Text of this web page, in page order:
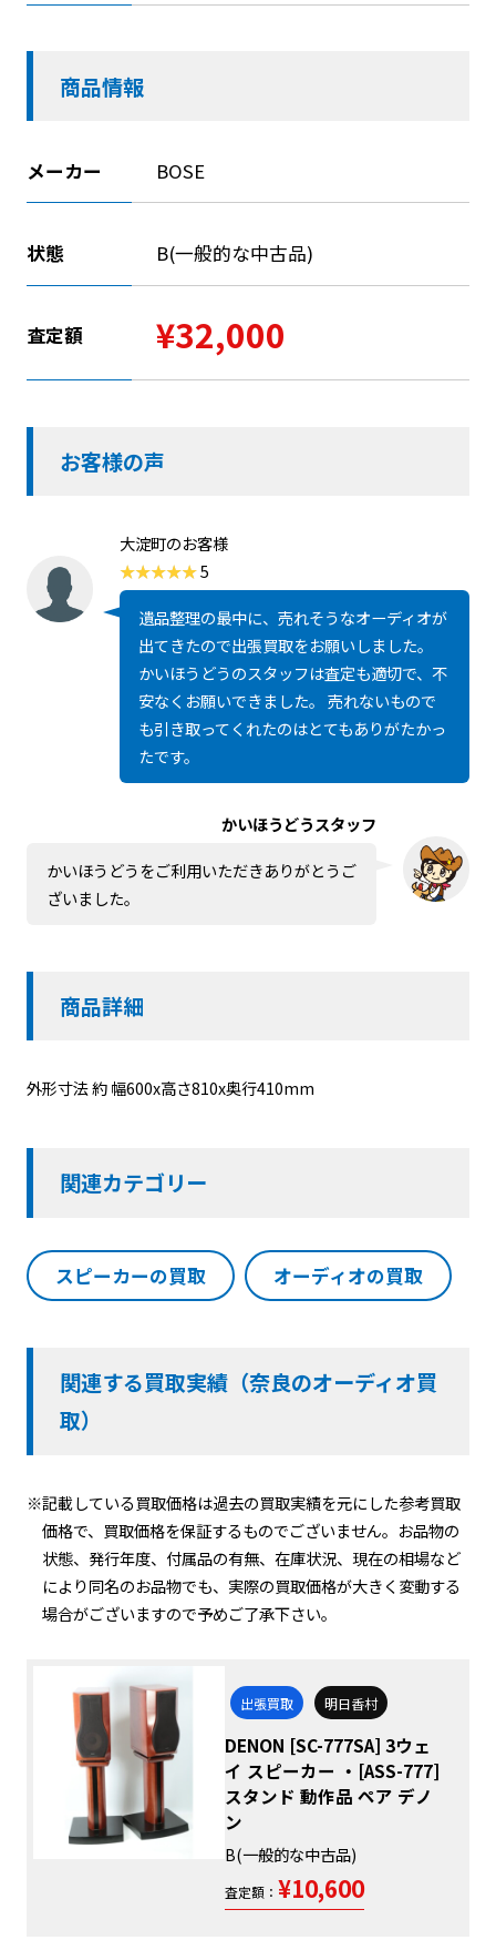
商品情報
メーカー BOSE
状態 B(一般的な中古品)
査定額 ¥32,000
お客様の声
大淀町のお客様
5
遺品整理の最中に、売れそうなオーディオが
出てきたので出張買取をお願いしました。
かいほうどうのスタッフは査定も適切で、不
安なくお願いできました。 売れないもので
も引き取ってくれたのはとてもありがたかっ
たです。
かいほうどうスタッフ
かいほうどうをご利用いただきありがとうご
ざいました。
商品詳細
外形寸法 約 幅600x高さ810x奥行410mm
関連カテゴリー
スピーカーの買取 オーディオの買取
関連する買取実績（奈良のオーディオ買
取）
※記載している買取価格は過去の買取実績を元にした参考買取
価格で、買取価格を保証するものでございません。お品物の
状態、発行年度、付属品の有無、在庫状況、現在の相場など
により同名のお品物でも、実際の買取価格が大きく変動する
場合がございますので予めご了承下さい。
出張買取 明日香村
DENON [SC-777SA] 3ウェ
イ スピーカー ・[ASS-777]
スタンド 動作品 ペア デノ
ン
B(一般的な中古品)
査定額： ¥10,600